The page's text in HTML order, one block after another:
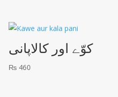
کوّے اور کالاپانی
₨ 460